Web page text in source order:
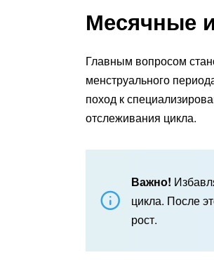
Месячные
Главным вопросом
менструального
поход к
отслеживания цикла.
Важно!
цикла. После
рост.